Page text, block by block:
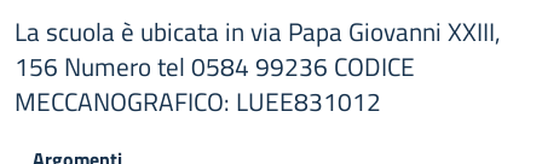
La scuola è ubicata in via Papa Giovanni XXIII,
156 Numero tel 0584 99236 CODICE
MECCANOGRAFICO: LUEE831012